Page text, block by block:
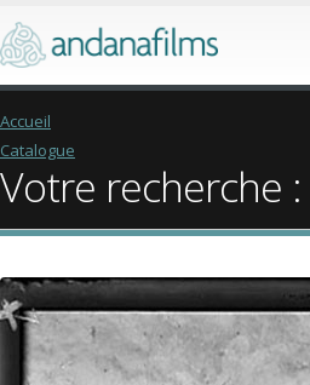
Accueil
Catalogue
Votre recherche :